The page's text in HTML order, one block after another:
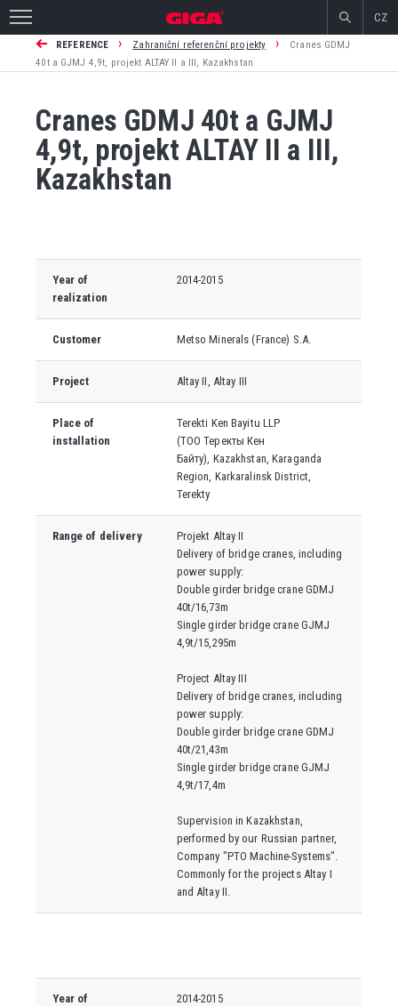
CZ
REFERENCE › Zahraniční referenční projekty ›
Cranes GDMJ
40t a GJMJ 4,9t, projekt ALTAY II a III, Kazakhstan
Cranes GDMJ 40t a GJMJ
4,9t, projekt ALTAY II a III,
Kazakhstan
Year of
realization
2014-2015
Customer Metso Minerals (France) S.A.
Project Altay II, Altay III
Place of
installation
Terekti Ken Bayitu LLP
(ТООТеректы Кен
Байту), Kazakhstan, Karaganda
Region, Karkaralinsk District,
Terekty
Range of delivery
Projekt Altay II
Delivery of bridge cranes, including
power supply:
Double girder bridge crane GDMJ
40t/16,73m
Single girder bridge crane GJMJ
4,9t/15,295m
Project Altay III
Delivery of bridge cranes, including
power supply:
Double girder bridge crane GDMJ
40t/21,43m
Single girder bridge crane GJMJ
4,9t/17,4m
Supervision in Kazakhstan,
performed by our Russian partner,
Company "PTO Machine-Systems".
Commonly for the projects Altay I
and Altay II.
Year of
2014-2015